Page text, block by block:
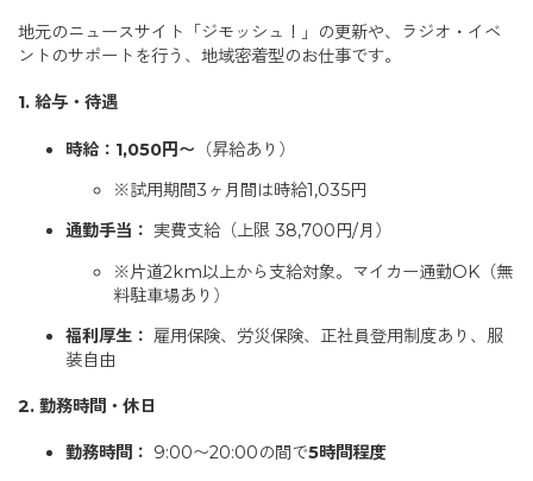
地元のニュースサイト「ジモッシュ！」の更新や、ラジオ・イベ
ントのサポートを行う、地域密着型のお仕事です。
1. 給与・待遇
時給：1,050円〜 （昇給あり）
※試用期間3ヶ月間は時給1,035円
通勤手当： 実費支給（上限 38,700円/月）
※片道2km以上から支給対象。マイカー通勤OK（無
料駐車場あり）
福利厚生： 雇用保険、労災保険、正社員登用制度あり、服
装自由
2. 勤務時間・休日
勤務時間： 9:00〜20:00の間で5時間程度